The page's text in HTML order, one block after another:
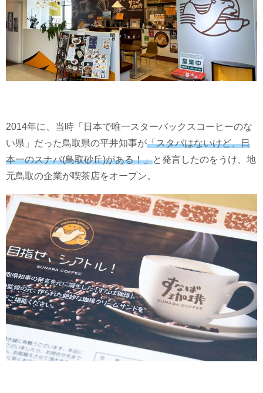
2014年に、当時「日本で唯一スターバックスコーヒーのな
い県」だった鳥取県の平井知事が「スタバはないけど、日
本一のスナバ(鳥取砂丘)がある！」と発言したのをうけ、地
元鳥取の企業が喫茶店をオープン。